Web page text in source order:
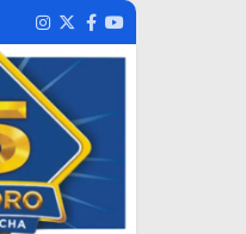
Instagram
TwitterFacebook
Youtube